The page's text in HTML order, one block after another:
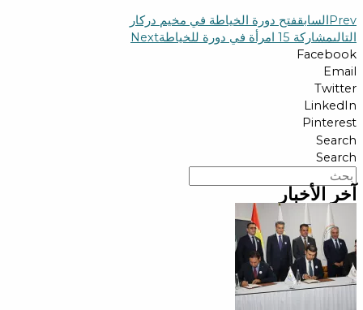
Prevالسابقفتح دورة الخياطة في مخيم دركار
التالىمشاركة 15 امرأة في دورة للخياطة
Next
Facebook
Email
Twitter
LinkedIn
Pinterest
Search
Search
آخر الأخبار